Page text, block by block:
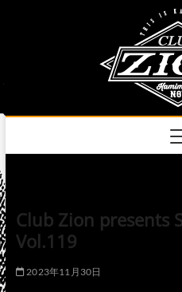
Club Zion presents
Vol.119
2023年11月30日